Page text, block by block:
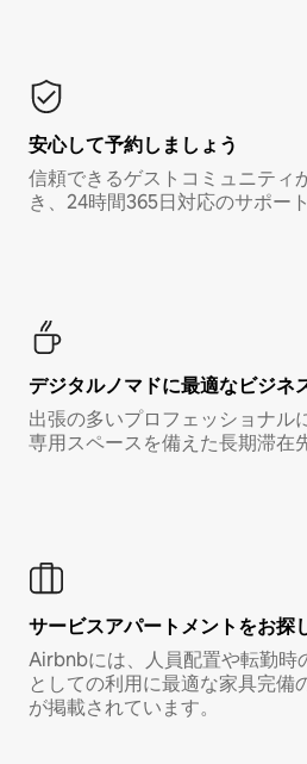
安心して予約しましょう
信頼できるゲストコミュニティ
き、24時間365日対応のサポー
デジタルノマド⁠に最⁠適⁠なビ⁠ジ⁠ネ⁠
出張の多いプロフェッショナル
専用スペースを備えた長期滞在
サービスアパートメントをお探
Airbnbには、人員配置や転勤時
としての利用に最適な家具完備
が掲載されています。